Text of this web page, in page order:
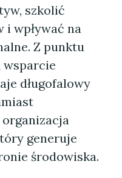
szkolić
wpływać na
Z punktu
wsparcie
długofalowy
generuje
środowiska.